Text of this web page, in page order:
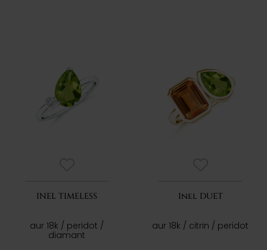
INEL TIMELESS
aur 18k / peridot /
diamant
Inel DUET
aur 18k / citrin / peridot